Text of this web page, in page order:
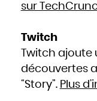
sur
Twitch
Twitch
découvertes
“Story”. Plus